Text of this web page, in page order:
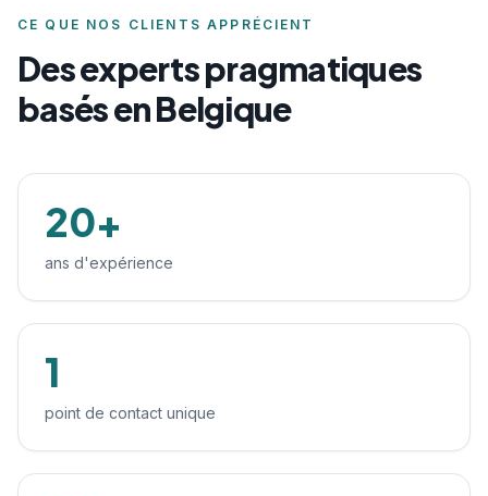
CE QUE NOS CLIENTS APPRÉCIENT
Des experts pragmatiques
basés en Belgique
20+
ans d'expérience
1
point de contact unique